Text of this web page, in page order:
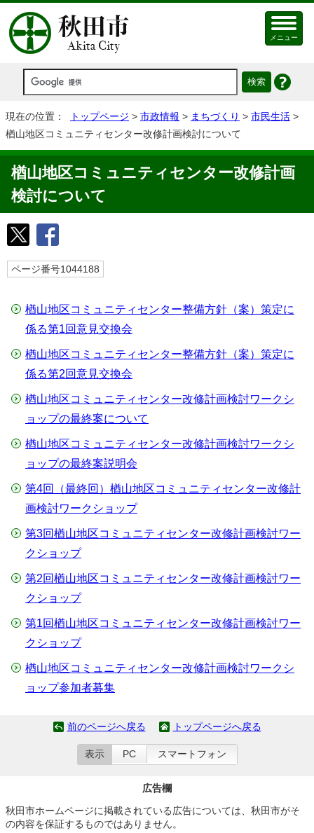
メニュー
現在の位置： トップページ > 市政情報 > まちづくり > 市民生活 >
楢山地区コミュニティセンター改修計画検討について
楢山地区コミュニティセンター改修計画
検討について
ページ番号1044188
楢山地区コミュニティセンター整備方針（案）策定に
係る第1回意見交換会
楢山地区コミュニティセンター整備方針（案）策定に
係る第2回意見交換会
楢山地区コミュニティセンター改修計画検討ワークシ
ョップの最終案について
楢山地区コミュニティセンター改修計画検討ワークシ
ョップの最終案説明会
第4回（最終回）楢山地区コミュニティセンター改修計
画検討ワークショップ
第3回楢山地区コミュニティセンター改修計画検討ワー
クショップ
第2回楢山地区コミュニティセンター改修計画検討ワー
クショップ
第1回楢山地区コミュニティセンター改修計画検討ワー
クショップ
楢山地区コミュニティセンター改修計画検討ワークシ
ョップ参加者募集
前のページへ戻る トップページへ戻る
表示 PC スマートフォン
広告欄
秋田市ホームページに掲載されている広告については、秋田市がそ
の内容を保証するものではありません。